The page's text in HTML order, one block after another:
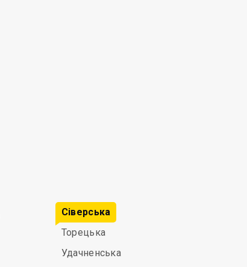
Сіверська
Торецька
Удачненська